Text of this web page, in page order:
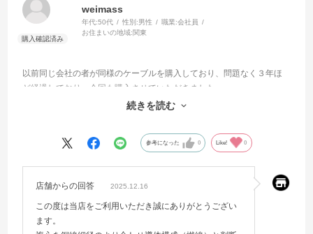
weimass
年代:50代 性別:男性 職業:会社員
お住まいの地域:関東
以前同じ会社の者が同様のケーブルを購入しており、問題なく３年ほ
ど経過しており、今回も購入させていただきました。
素人でよくわかっていないのですが、線心部が単心でなく複心の商品
続きを読む
参考になった 0 Like! 0
店舗からの回答 2025.12.16
この度は当店をご利用いただき誠にありがとうござい
ます。